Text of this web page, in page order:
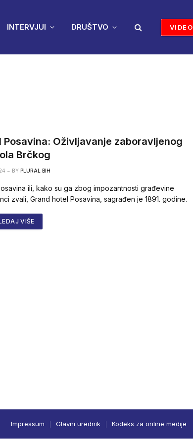
INTERVJUI DRUŠTVO VIDEO
Posavina: Oživljavanje zaboravljenog
Brčkog
BY PLURAL BIH
ili, kako su ga zbog impozantnosti građevine
zvali, Grand hotel Posavina, sagrađen je 1891. godine.
VIŠE
Impressum Glavni urednik Kodeks za online medije